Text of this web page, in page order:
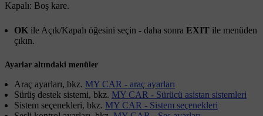
Kapalı: Boş kare.
OK ile Açık/Kapalı öğesini seçin - daha sonra EXIT ile menüden
çıkın.
Ayarlar altındaki menüler
Araç ayarları, bkz. MY CAR - araç ayarları
Sürüş destek sistemi, bkz. MY CAR - Sürücü asistan sistemleri
Sistem seçenekleri, bkz. MY CAR - Sistem seçenekleri